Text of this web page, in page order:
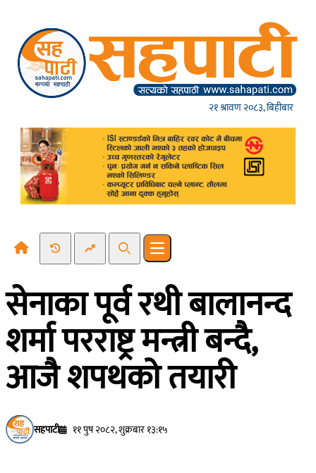
२१ श्रावण २०८३, बिहीबार
Recent NewsTrending News
SearchOpen main menu
सेनाका पूर्व रथी बालानन्द
शर्मा परराष्ट्र मन्त्री बन्दै,
आजै शपथको तयारी
सहपाटी ११ पुष २०८२, शुक्रबार १३:१५